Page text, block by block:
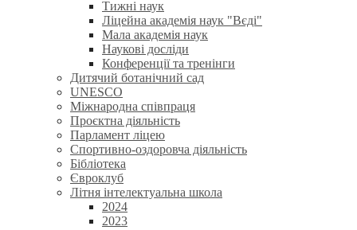
Тижні наук
Ліцейна академія наук "Вєді"
Мала академія наук
Наукові досліди
Конференції та тренінги
Дитячий ботанічний сад
UNESCO
Міжнародна співпраця
Проєктна діяльність
Парламент ліцею
Спортивно-оздоровча діяльність
Бібліотека
Євроклуб
Літня інтелектуальна школа
2024
2023